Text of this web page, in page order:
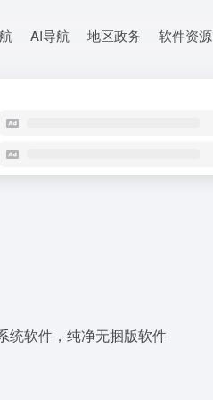
AI导航 地区政务 软件资源
统软件，纯净无捆版软件